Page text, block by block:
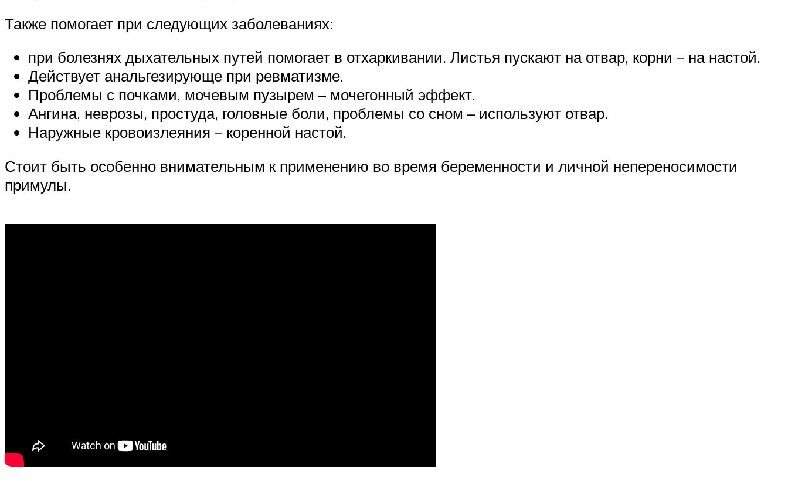
Также помогает при следующих заболеваниях:
при болезнях дыхательных путей помогает в отхаркивании. Листья пускают на отвар, корни – на настой.
Действует анальгезирующе при ревматизме.
Проблемы с почками, мочевым пузырем – мочегонный эффект.
Ангина, неврозы, простуда, головные боли, проблемы со сном – используют отвар.
Наружные кровоизлеяния – коренной настой.
Стоит быть особенно внимательным к применению во время беременности и личной непереносимости
примулы.